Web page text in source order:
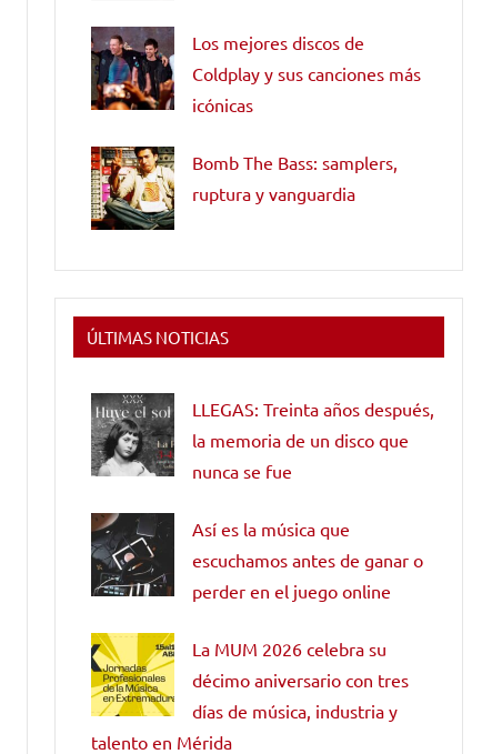
Los mejores discos de
Coldplay y sus canciones más
icónicas
Bomb The Bass: samplers,
ruptura y vanguardia
ÚLTIMAS NOTICIAS
LLEGAS: Treinta años después,
la memoria de un disco que
nunca se fue
Así es la música que
escuchamos antes de ganar o
perder en el juego online
La MUM 2026 celebra su
décimo aniversario con tres
días de música, industria y
talento en Mérida